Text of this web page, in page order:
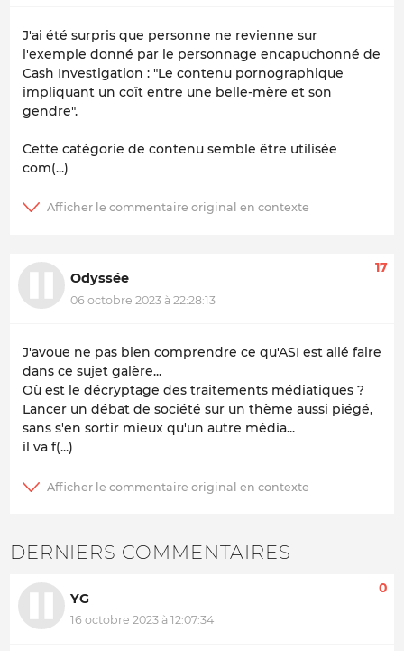
J'ai été surpris que personne ne revienne sur
l'exemple donné par le personnage encapuchonné de
Cash Investigation : "Le contenu pornographique
impliquant un coït entre une belle-mère et son
gendre".
Cette catégorie de contenu semble être utilisée
com(...)
Odyssée
06 octobre 2023 à 22:28:13
17
J'avoue ne pas bien comprendre ce qu'ASI est allé faire
dans ce sujet galère...
Où est le décryptage des traitements médiatiques ?
Lancer un débat de société sur un thème aussi piégé,
sans s'en sortir mieux qu'un autre média...
il va f(...)
DERNIERS COMMENTAIRES
YG
16 octobre 2023 à 12:07:34
0